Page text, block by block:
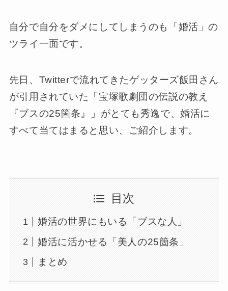
自分で自分をダメにしてしまうのも「婚活」の
ツライ一面です。
先日、Twitterで流れてきたゲッターズ飯田さん
が引用されていた「宝塚歌劇団の伝説の教え
『ブスの25箇条』」がとても秀逸で、婚活に
すべて当てはまると思い、ご紹介します。
目次
婚活の世界にもいる「ブスな人」
婚活に活かせる「美人の25箇条」
まとめ